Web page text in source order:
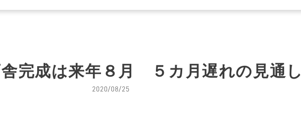
完成は来年８月 ５カ月遅れの見通し
2020/08/25